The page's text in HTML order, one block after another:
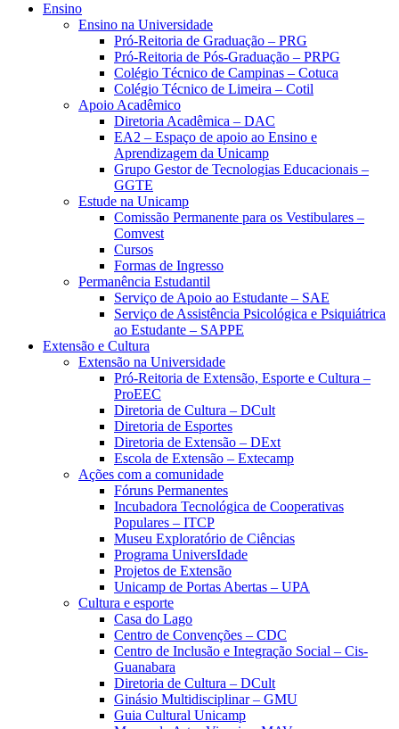
Ensino
Ensino na Universidade
Pró-Reitoria de Graduação – PRG
Pró-Reitoria de Pós-Graduação – PRPG
Colégio Técnico de Campinas – Cotuca
Colégio Técnico de Limeira – Cotil
Apoio Acadêmico
Diretoria Acadêmica – DAC
EA2 – Espaço de apoio ao Ensino e
Aprendizagem da Unicamp
Grupo Gestor de Tecnologias Educacionais –
GGTE
Estude na Unicamp
Comissão Permanente para os Vestibulares –
Comvest
Cursos
Formas de Ingresso
Permanência Estudantil
Serviço de Apoio ao Estudante – SAE
Serviço de Assistência Psicológica e Psiquiátrica
ao Estudante – SAPPE
Extensão e Cultura
Extensão na Universidade
Pró-Reitoria de Extensão, Esporte e Cultura –
ProEEC
Diretoria de Cultura – DCult
Diretoria de Esportes
Diretoria de Extensão – DExt
Escola de Extensão – Extecamp
Ações com a comunidade
Fóruns Permanentes
Incubadora Tecnológica de Cooperativas
Populares – ITCP
Museu Exploratório de Ciências
Programa UniversIdade
Projetos de Extensão
Unicamp de Portas Abertas – UPA
Cultura e esporte
Casa do Lago
Centro de Convenções – CDC
Centro de Inclusão e Integração Social – Cis-
Guanabara
Diretoria de Cultura – DCult
Ginásio Multidisciplinar – GMU
Guia Cultural Unicamp